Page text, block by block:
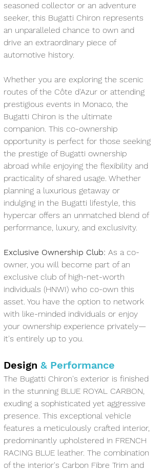
seasoned collector or an adventure
seeker, this Bugatti Chiron represents
an unparalleled chance to own and
drive an extraordinary piece of
automotive history.
Whether you are exploring the scenic
routes of the Côte d'Azur or attending
prestigious events in Monaco, the
Bugatti Chiron is the ultimate
companion. This co-ownership
opportunity is perfect for those seeking
the prestige of Bugatti ownership
abroad while enjoying the flexibility and
practicality of shared usage. Whether
planning a luxurious getaway or
indulging in the Bugatti lifestyle, this
hypercar offers an unmatched blend of
performance, luxury, and exclusivity.
Exclusive Ownership Club: As a co-
owner, you will become part of an
exclusive club of high-net-worth
individuals (HNWI) who co-own this
asset. You have the option to network
with like-minded individuals or enjoy
your ownership experience privately—
it's entirely up to you.
Design & Performance
The Bugatti Chiron's exterior is finished
in the stunning BLUE ROYAL CARBON,
exuding a sophisticated yet aggressive
presence. This exceptional vehicle
features a meticulously crafted interior,
predominantly upholstered in FRENCH
RACING BLUE leather. The combination
of the interior's Carbon Fibre Trim and